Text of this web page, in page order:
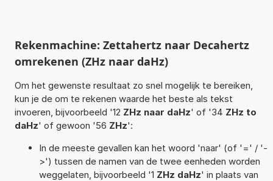
Rekenmachine: Zettahertz naar Decahertz
omrekenen (ZHz naar daHz)
Om het gewenste resultaat zo snel mogelijk te bereiken,
kun je de om te rekenen waarde het beste als tekst
invoeren, bijvoorbeeld '12 ZHz naar daHz' of '34 ZHz to
daHz' of gewoon '56 ZHz':
In de meeste gevallen kan het woord 'naar' (of '=' / '-
>') tussen de namen van de twee eenheden worden
weggelaten, bijvoorbeeld '1 ZHz daHz' in plaats van